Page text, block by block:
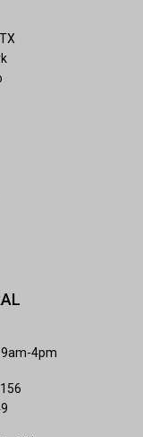
9am-4pm